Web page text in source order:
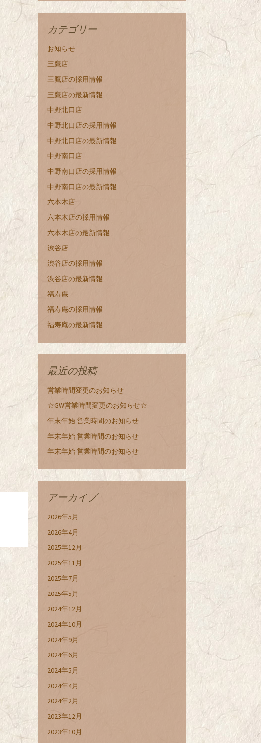
カテゴリー
お知らせ
三鷹店
三鷹店の採用情報
三鷹店の最新情報
中野北口店
中野北口店の採用情報
中野北口店の最新情報
中野南口店
中野南口店の採用情報
中野南口店の最新情報
六本木店
六本木店の採用情報
六本木店の最新情報
渋谷店
渋谷店の採用情報
渋谷店の最新情報
福寿庵
福寿庵の採用情報
福寿庵の最新情報
最近の投稿
営業時間変更のお知らせ
☆GW営業時間変更のお知らせ☆
年末年始 営業時間のお知らせ
年末年始 営業時間のお知らせ
年末年始 営業時間のお知らせ
アーカイブ
2026年5月
2026年4月
2025年12月
2025年11月
2025年7月
2025年5月
2024年12月
2024年10月
2024年9月
2024年6月
2024年5月
2024年4月
2024年2月
2023年12月
2023年10月